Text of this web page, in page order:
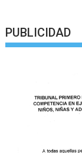
PUBLICIDAD